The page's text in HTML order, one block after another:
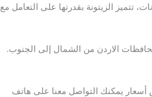
تتميز الزيتونة بقدرتها على التعامل مع
الاردن من الشمال إلى الجنوب.
يمكنك التواصل معنا على هاتف